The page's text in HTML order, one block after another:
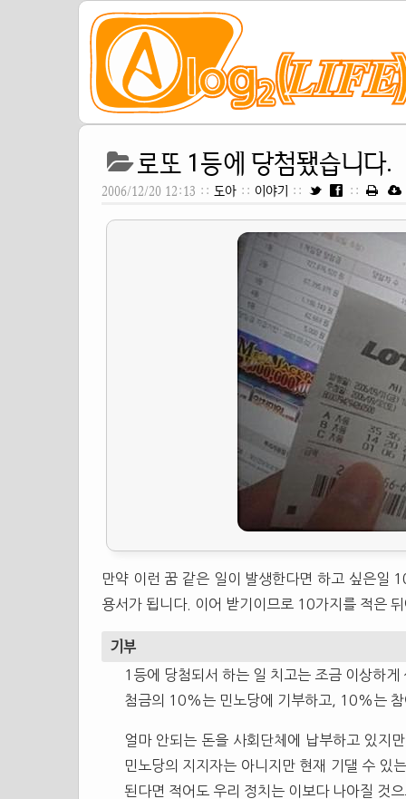
로또 1등에 당첨됐습니다.
2006/12/20 12:13 :: 도아 :: 이야기 :: ::
만약 이런 꿈 같은 일이 발생한다면 하고 싶은일
용서가 됩니다. 이어 받기이므로 10가지를 적은
기부
1등에 당첨되서 하는 일 치고는 조금 이상하
첨금의 10%는 민노당에 기부하고, 10%는
얼마 안되는 돈을 사회단체에 납부하고 있지
민노당의 지지자는 아니지만 현재 기댈 수 있
된다면 적어도 우리 정치는 이보다 나아질 것